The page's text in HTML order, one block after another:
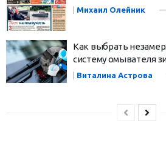
Михаил Олейник
Как выбрать
систему омывателя
| Виталина Астрова